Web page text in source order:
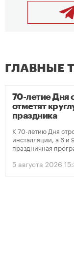
ГЛАВНЫЕ
70-летие Дня
отметят
праздника
К 70-летию Дня
инсталляции, а 6 и
праздничная
5 августа 2026